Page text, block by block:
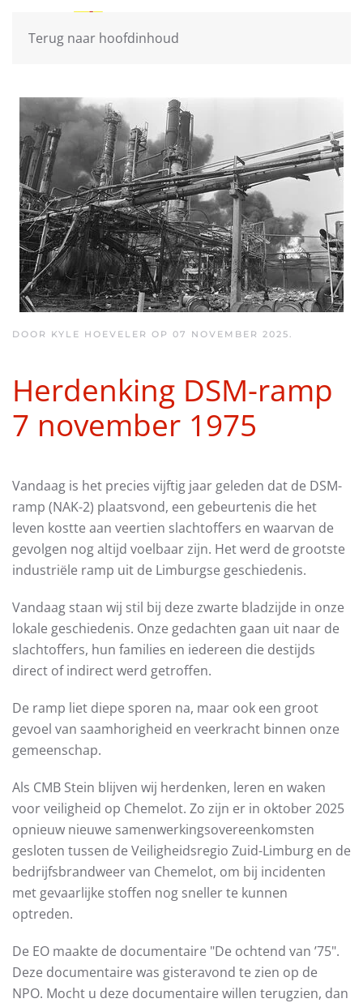
Terug naar hoofdinhoud
DOOR KYLE HOEVELER OP 07 NOVEMBER 2025.
Herdenking DSM-ramp
7 november 1975
Vandaag is het precies vijftig jaar geleden dat de DSM-
ramp (NAK-2) plaatsvond, een gebeurtenis die het
leven kostte aan veertien slachtoffers en waarvan de
gevolgen nog altijd voelbaar zijn. Het werd de grootste
industriële ramp uit de Limburgse geschiedenis.
Vandaag staan wij stil bij deze zwarte bladzijde in onze
lokale geschiedenis. Onze gedachten gaan uit naar de
slachtoffers, hun families en iedereen die destijds
direct of indirect werd getroffen.
De ramp liet diepe sporen na, maar ook een groot
gevoel van saamhorigheid en veerkracht binnen onze
gemeenschap.
Als CMB Stein blijven wij herdenken, leren en waken
voor veiligheid op Chemelot. Zo zijn er in oktober 2025
opnieuw nieuwe samenwerkingsovereenkomsten
gesloten tussen de Veiligheidsregio Zuid-Limburg en de
bedrijfsbrandweer van Chemelot, om bij incidenten
met gevaarlijke stoffen nog sneller te kunnen
optreden.
De EO maakte de documentaire "De ochtend van ’75".
Deze documentaire was gisteravond te zien op de
NPO. Mocht u deze documentaire willen terugzien, dan